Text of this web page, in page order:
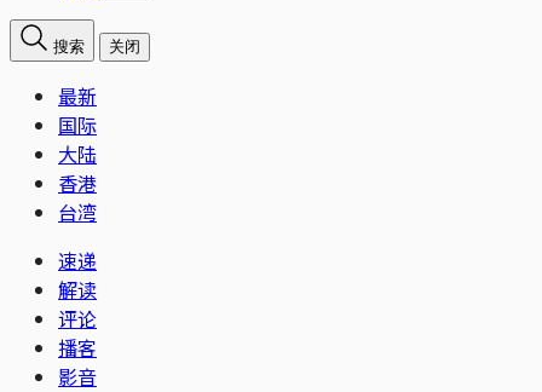
搜索 关闭
最新
国际
大陆
香港
台湾
速递
解读
评论
播客
影音